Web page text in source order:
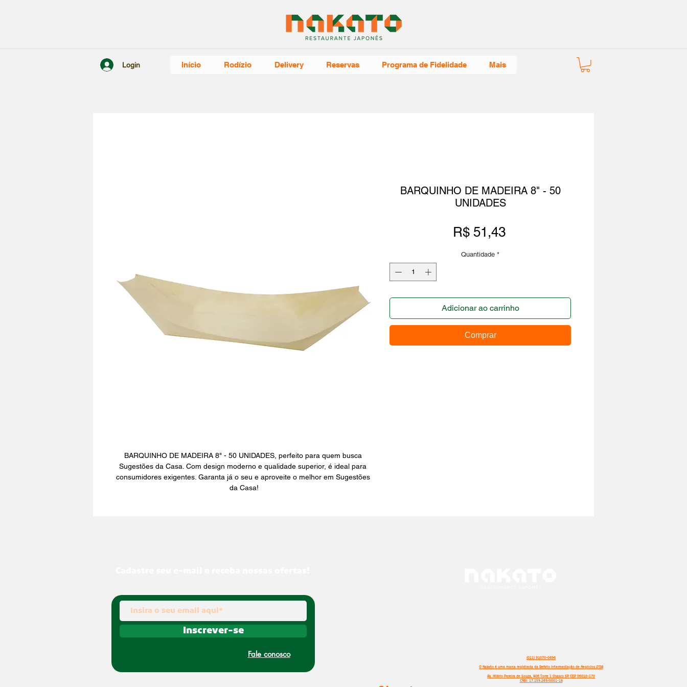
Login Início Rodízio Delivery Reservas Programa de Fidelidade Mais
BARQUINHO DE MADEIRA 8" - 50 UNIDADES, perfeito para quem busca
Sugestões da Casa. Com design moderno e qualidade superior, é ideal para
consumidores exigentes. Garanta já o seu e aproveite o melhor em Sugestões
da Casa!
BARQUINHO DE MADEIRA 8" - 50
UNIDADES
R$ 51,43Preço
Quantidade *
Adicionar ao carrinho
Comprar
Inscrever-se
Fale conosco (011) 91070-0494
O Nakato é uma marca registrada da Refato Intermediação de Negócios LTDA
Av. Hilário Pereira de Souza, 406 Torre 1 Osasco SP CEP 06010-170
CNPJ: 17.159.269/0001-18